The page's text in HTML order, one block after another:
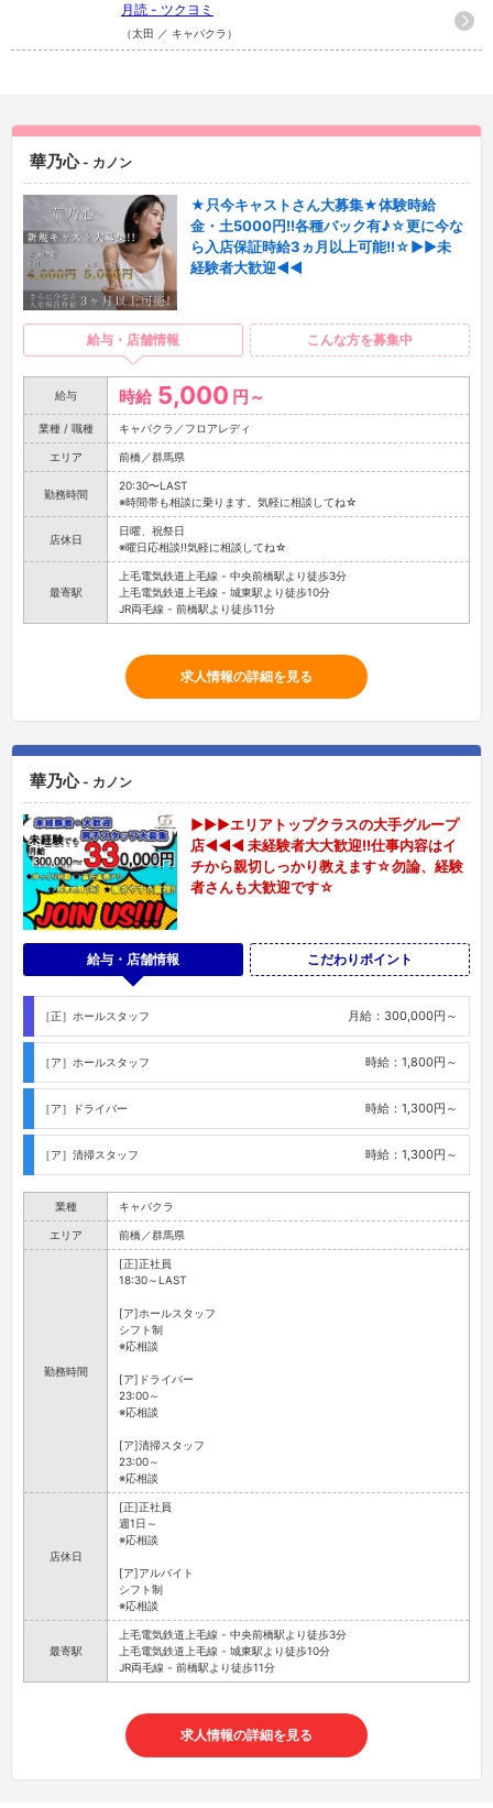
月読 - ツクヨミ
（太田 ／ キャバクラ）
華乃心- カノン
★只今キャストさん大募集★体験時給
金・土5000円!!各種バック有♪☆更に今な
ら入店保証時給3ヵ月以上可能!!☆▶▶未
経験者大歓迎◀◀
給与・店舗情報 こんな方を募集中
給与 時給 5,000 円～
業種 / 職種 キャバクラ／フロアレディ
エリア 前橋／群馬県
勤務時間
20:30〜LAST
※時間帯も相談に乗ります。気軽に相談してね☆
店休日
日曜、祝祭日
※曜日応相談!!気軽に相談してね☆
最寄駅
上毛電気鉄道上毛線 - 中央前橋駅より徒歩3分
上毛電気鉄道上毛線 - 城東駅より徒歩10分
JR両毛線 - 前橋駅より徒歩11分
求人情報の詳細を見る
華乃心- カノン
▶▶▶エリアトップクラスの大手グループ
店◀◀◀ 未経験者大大歓迎!!仕事内容はイ
チから親切しっかり教えます☆勿論、経験
者さんも大歓迎です☆
給与・店舗情報 こだわりポイント
［正］ホールスタッフ 月給：300,000円～
［ア］ホールスタッフ 時給：1,800円～
［ア］ドライバー 時給：1,300円～
［ア］清掃スタッフ 時給：1,300円～
業種 キャバクラ
エリア 前橋／群馬県
勤務時間
[正]正社員
18:30～LAST
[ア]ホールスタッフ
シフト制
※応相談
[ア]ドライバー
23:00～
※応相談
[ア]清掃スタッフ
23:00～
※応相談
店休日
[正]正社員
週1日～
※応相談
[ア]アルバイト
シフト制
※応相談
最寄駅
上毛電気鉄道上毛線 - 中央前橋駅より徒歩3分
上毛電気鉄道上毛線 - 城東駅より徒歩10分
JR両毛線 - 前橋駅より徒歩11分
求人情報の詳細を見る